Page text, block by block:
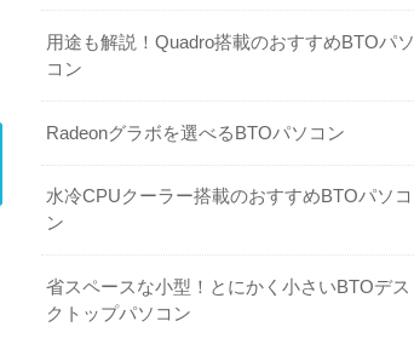
用途も解説！Quadro搭載のおすすめBTOパソ
コン
Radeonグラボを選べるBTOパソコン
水冷CPUクーラー搭載のおすすめBTOパソコ
ン
省スペースな小型！とにかく小さいBTOデス
クトップパソコン